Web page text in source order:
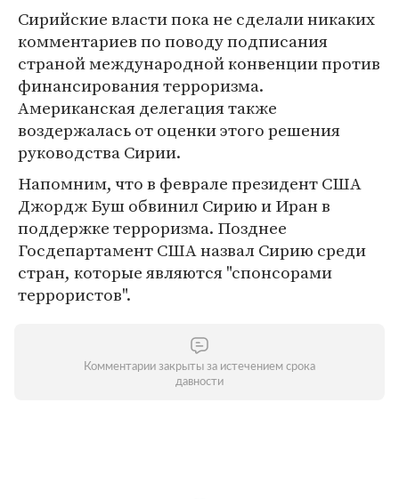
Сирийские власти пока не сделали никаких
комментариев по поводу подписания
страной международной конвенции против
финансирования терроризма.
Американская делегация также
воздержалась от оценки этого решения
руководства Сирии.
Напомним, что в феврале президент США
Джордж Буш обвинил Сирию и Иран в
поддержке терроризма. Позднее
Госдепартамент США назвал Сирию среди
стран, которые являются "спонсорами
террористов".
Комментарии закрыты за истечением срока
давности